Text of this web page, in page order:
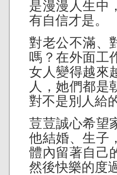
是漫漫人生中
有自信才是。
對老公不滿、
嗎？在外面工
女人變得越來
人，她們都是
對不是別人給
荳荳誠心希望
他結婚、生子
體內留著自己
然後快樂的度